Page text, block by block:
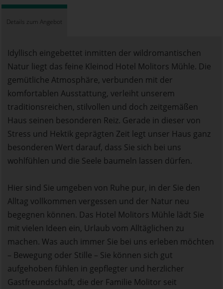
Details zum Angebot
Idyllisch eingebettet inmitten der wildromantischen
Natur liegt das feine Kleinod Hotel Molitors Mühle. Die
gemütliche Atmosphäre, verbunden mit der
komfortablen Ausstattung, verleiht unserem
traditionsreichen, stilvollen und doch zeitgemäßen
Haus seinen besonderen Reiz. Gerade in dieser von
Stress und Hektik geprägten Zeit legt unser Haus ganz
besonderen Wert darauf, dass Sie sich bei uns
wohlfühlen und die Seele baumeln lassen dürfen.
Hier sind Sie umgeben von Ruhe pur, in der Sie den
Alltag vollkommen vergessen und der Natur neu
begegnen können. Das Hotel Molitors Mühle lädt Sie
mit vielen Ideen ein, Urlaub vom Alltäglichen zu
machen. Was auch immer Sie bei uns erleben möchten
– Bewegung oder Stille – Sie können sich gut
aufgehoben fühlen in gepflegter und herzlicher
Gastfreundschaft, die der Familie Molitor seit